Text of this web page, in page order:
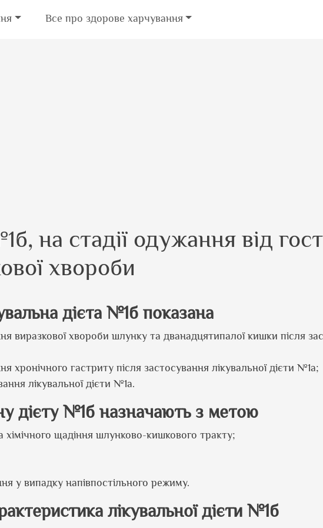
Все про здорове харчування
на стадії одужання від
хвороби
дієта №1б показана
виразкової хвороби шлунку та дванадцятипалої кишки після
хронічного гастриту після застосування лікувальної дієти №1а;
лікувальної дієти №1а.
дієту №1б назначають з метою
хімічного щадіння шлунково-кишкового тракту;
у випадку напівпостільного режиму.
лікувальної дієти №1б